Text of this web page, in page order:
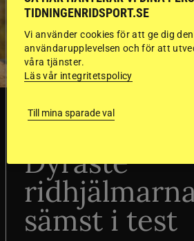
Dyraste
sämst i test
TIDNINGENRIDSPORT.SE
Vi använder cookies för att ge dig
användarupplevelsen och för att
våra tjänster.
Läs vår integritetspolicy
Till mina sparade val